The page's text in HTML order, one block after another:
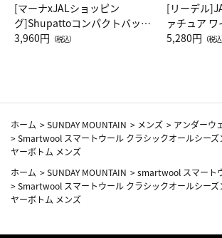
[マーナxJALショッピン
グ]Shupattoコンパクトバッグ
Drop JAL客室乗務員（LC）ス
3,960円 （税込）
[リーデル
ァチュア
ト（レッド
5,280円 （税込
ホーム >SUNDAY MOUNTAIN > メンズ > アンダーウ
>Smartwool スマートウール クラシックオールシーズ
ヤーボトム メンズ
ホーム >SUNDAY MOUNTAIN >smartwool スマート
>Smartwool スマートウール クラシックオールシーズ
ヤーボトム メンズ